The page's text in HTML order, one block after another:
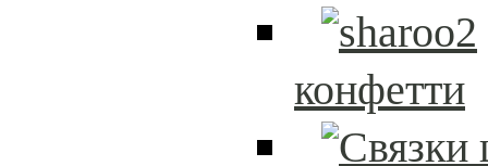
конфетти